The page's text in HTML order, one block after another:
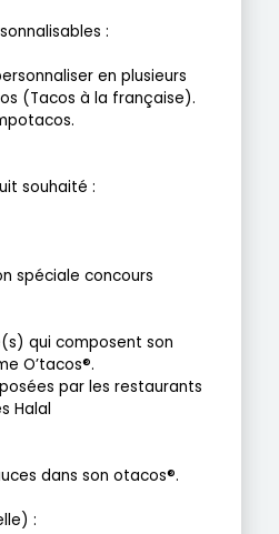
:
en plusieurs
(Tacos à la française).
souhaité :
spéciale concours
qui composent son
O’tacos®.
par les restaurants
Halal
dans son otacos®.
: